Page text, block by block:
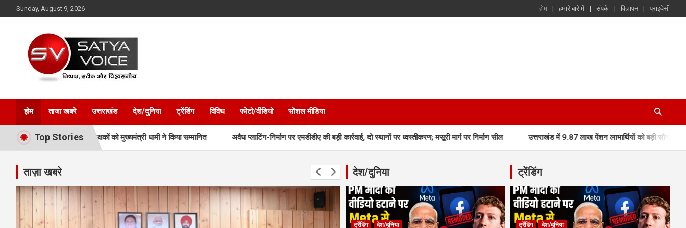
to
Sunday, August 9, 2026 होम हमारे बारे में संपर्क विज्ञापन प्राइवेसी
Satya Voice
होम ताजा खबरे उत्तराखंड देश/दुनिया ट्रेंडिंग विविध फोटो/वीडियो सोशल मीडिया
Top Stories
और प्रशिक्षकों को मुख्यमंत्री धामी ने किया सम्मानित अवैध प्लाटिंग-निर्माण पर एमडीडीए की बड़ी कार्रवाई, दो स्थानों पर ध्वस्तीकरण; मसूरी मार्ग पर निर्माण सील उत्तराखंड में 9.87 लाख पेंशन लाभार्थियों को बड़ी सौगात, मुख्यमंत्री धामी ने
ताज़ा खबरे देश/दुनिया
ट्रेंडिंग देश/दुनिया
ट्रेंडिंग
ट्रेंडिंग देश/दुनिया